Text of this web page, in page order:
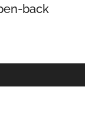
back